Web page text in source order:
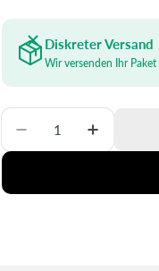
Diskreter Versand
Wir versenden Ihr
Menge
Menge Für Seni
Menge